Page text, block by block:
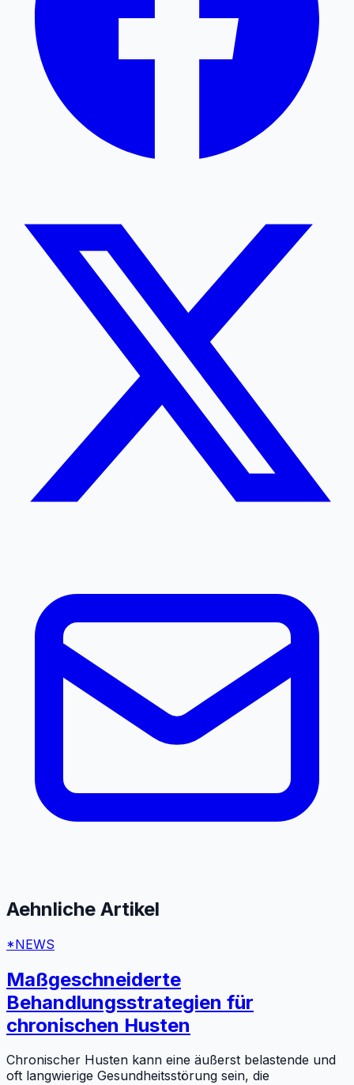
Aehnliche Artikel
*NEWS
Maßgeschneiderte
Behandlungsstrategien für
chronischen Husten
Chronischer Husten kann eine äußerst belastende und
oft langwierige Gesundheitsstörung sein, die